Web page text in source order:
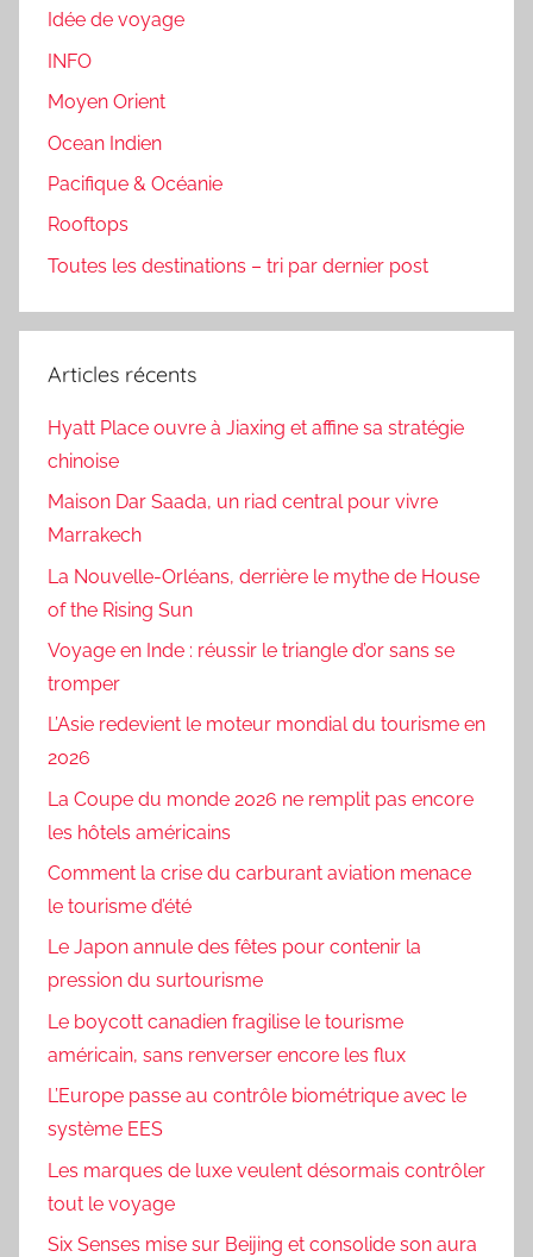
Idée de voyage
INFO
Moyen Orient
Ocean Indien
Pacifique & Océanie
Rooftops
Toutes les destinations – tri par dernier post
Articles récents
Hyatt Place ouvre à Jiaxing et affine sa stratégie
chinoise
Maison Dar Saada, un riad central pour vivre
Marrakech
La Nouvelle-Orléans, derrière le mythe de House
of the Rising Sun
Voyage en Inde : réussir le triangle d’or sans se
tromper
L’Asie redevient le moteur mondial du tourisme en
2026
La Coupe du monde 2026 ne remplit pas encore
les hôtels américains
Comment la crise du carburant aviation menace
le tourisme d’été
Le Japon annule des fêtes pour contenir la
pression du surtourisme
Le boycott canadien fragilise le tourisme
américain, sans renverser encore les flux
L’Europe passe au contrôle biométrique avec le
système EES
Les marques de luxe veulent désormais contrôler
tout le voyage
Six Senses mise sur Beijing et consolide son aura